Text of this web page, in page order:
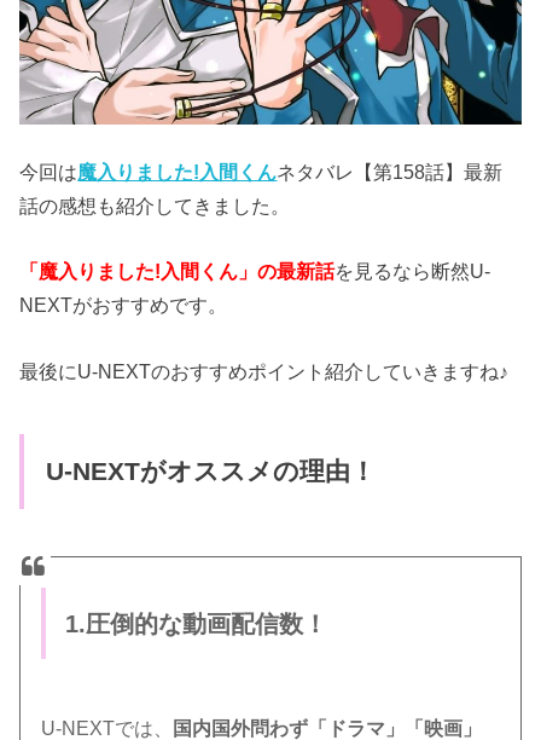
今回は魔入りました!入間くんネタバレ【第158話】最新
話の感想も紹介してきました。
「魔入りました!入間くん」の最新話を見るなら断然U-
NEXTがおすすめです。
最後にU-NEXTのおすすめポイント紹介していきますね♪
U-NEXTがオススメの理由！
1.圧倒的な動画配信数！
U-NEXTでは、
国内国外問わず「ドラマ」「映画」